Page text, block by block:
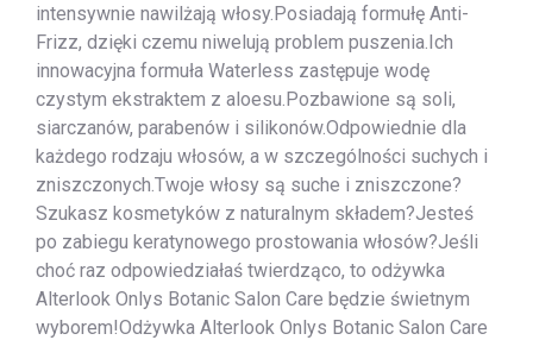
intensywnie nawilżają włosy.Posiadają formułę Anti-
Frizz, dzięki czemu niwelują problem puszenia.Ich
innowacyjna formuła Waterless zastępuje wodę
czystym ekstraktem z aloesu.Pozbawione są soli,
siarczanów, parabenów i silikonów.Odpowiednie dla
każdego rodzaju włosów, a w szczególności suchych i
zniszczonych.Twoje włosy są suche i zniszczone?
Szukasz kosmetyków z naturalnym składem?Jesteś
po zabiegu keratynowego prostowania włosów?Jeśli
choć raz odpowiedziałaś twierdząco, to odżywka
Alterlook Onlys Botanic Salon Care będzie świetnym
wyborem!Odżywka Alterlook Onlys Botanic Salon Care